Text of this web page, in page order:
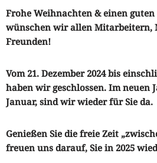
Frohe Weihnachten & einen guten
wünschen wir allen Mitarbeitern,
Freunden!
Vom 21. Dezember 2024 bis
haben wir geschlossen. Im neuen
Januar, sind wir wieder für Sie da.
Genießen Sie die freie Zeit
freuen uns darauf, Sie in 2025